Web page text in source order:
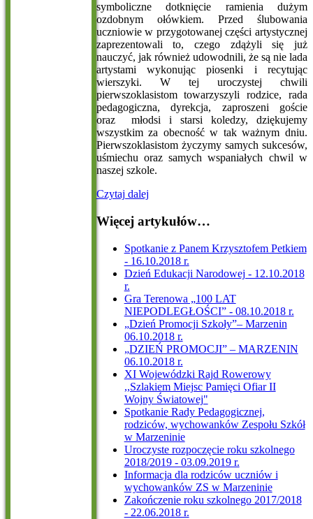
symboliczne dotknięcie ramienia dużym
ozdobnym ołówkiem. Przed ślubowania
uczniowie w przygotowanej części artystycznej
zaprezentowali to, czego zdążyli się już
nauczyć, jak również udowodnili, że są nie lada
artystami wykonując piosenki i recytując
wierszyki. W tej uroczystej chwili
pierwszoklasistom towarzyszyli rodzice, rada
pedagogiczna, dyrekcja, zaproszeni goście
oraz młodsi i starsi koledzy, dziękujemy
wszystkim za obecność w tak ważnym dniu.
Pierwszoklasistom życzymy samych sukcesów,
uśmiechu oraz samych wspaniałych chwil w
naszej szkole.
Czytaj dalej
Więcej artykułów…
Spotkanie z Panem Krzysztofem Petkiem
- 16.10.2018 r.
Dzień Edukacji Narodowej - 12.10.2018
r.
Gra Terenowa „100 LAT
NIEPODLEGŁOŚCI” - 08.10.2018 r.
„Dzień Promocji Szkoły”– Marzenin
06.10.2018 r.
„DZIEŃ PROMOCJI” – MARZENIN
06.10.2018 r.
XI Wojewódzki Rajd Rowerowy
,,Szlakiem Miejsc Pamięci Ofiar II
Wojny Światowej"
Spotkanie Rady Pedagogicznej,
rodziców, wychowanków Zespołu Szkół
w Marzeninie
Uroczyste rozpoczęcie roku szkolnego
2018/2019 - 03.09.2019 r.
Informacja dla rodziców uczniów i
wychowanków ZS w Marzeninie
Zakończenie roku szkolnego 2017/2018
- 22.06.2018 r.